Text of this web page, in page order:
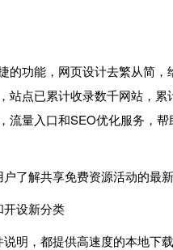
的功能，网页设计去繁从简
站点已累计收录数千网站，
量入口和SEO优化服务，
了解共享免费资源活动的最新
设新分类
明，都提供高速度的本地下载